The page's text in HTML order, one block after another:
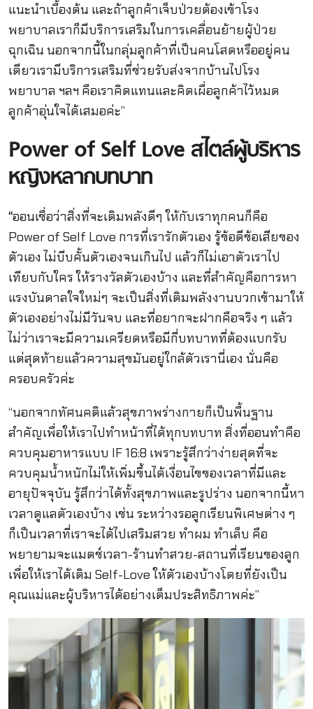
แนะนำเบื้องต้น และถ้าลูกค้าเจ็บป่วยต้องเข้าโรง
พยาบาลเราก็มีบริการเสริมในการเคลื่อนย้ายผู้ป่วย
ฉุกเฉิน นอกจากนี้ในกลุ่มลูกค้าที่เป็นคนโสดหรืออยู่คน
เดียวเรามีบริการเสริมที่ช่วยรับส่งจากบ้านไปโรง
พยาบาล ฯลฯ คือเราคิดแทนและคิดเผื่อลูกค้าไว้หมด
ลูกค้าอุ่นใจได้เสมอค่ะ”
Power of Self Love สไตล์ผู้บริหาร
หญิงหลากบทบาท
“ออนเชื่อว่าสิ่งที่จะเติมพลังดีๆ ให้กับเราทุกคนก็คือ
Power of Self Love การที่เรารักตัวเอง รู้ข้อดีข้อเสียของ
ตัวเอง ไม่บีบคั้นตัวเองจนเกินไป แล้วก็ไม่เอาตัวเราไป
เทียบกับใคร ให้รางวัลตัวเองบ้าง และที่สำคัญคือการหา
แรงบันดาลใจใหม่ๆ จะเป็นสิ่งที่เติมพลังงานบวกเข้ามาให้
ตัวเองอย่างไม่มีวันจบ และที่อยากจะฝากคือจริง ๆ แล้ว
ไม่ว่าเราจะมีความเครียดหรือมีกี่บทบาทที่ต้องแบกรับ
แต่สุดท้ายแล้วความสุขมันอยู่ใกล้ตัวเรานี่เอง นั่นคือ
ครอบครัวค่ะ
“นอกจากทัศนคติแล้วสุขภาพร่างกายก็เป็นพื้นฐาน
สำคัญเพื่อให้เราไปทำหน้าที่ได้ทุกบทบาท สิ่งที่ออนทำคือ
ควบคุมอาหารแบบ IF 16:8 เพราะรู้สึกว่าง่ายสุดที่จะ
ควบคุมน้ำหนักไม่ให้เพิ่มขึ้นได้เงื่อนไขของเวลาที่มีและ
อายุปัจจุบัน รู้สึกว่าได้ทั้งสุขภาพและรูปร่าง นอกจากนี้หา
เวลาดูแลตัวเองบ้าง เช่น ระหว่างรอลูกเรียนพิเศษต่าง ๆ
ก็เป็นเวลาที่เราจะได้ไปเสริมสวย ทำผม ทำเล็บ คือ
พยายามจะแมตช์เวลา-ร้านทำสวย-สถานที่เรียนของลูก
เพื่อให้เราได้เติม Self-Love ให้ตัวเองบ้างโดยที่ยังเป็น
คุณแม่และผู้บริหารได้อย่างเต็มประสิทธิภาพค่ะ”